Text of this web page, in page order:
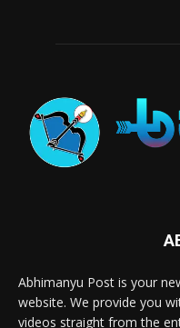
Abhimanyu Post is your
website. We provide you
videos straight from the